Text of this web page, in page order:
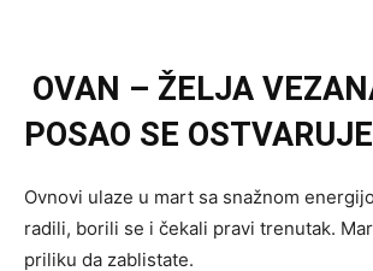
OVAN – ŽELJA
POSAO SE OSTVARUJE
Ovnovi ulaze u mart sa snažnom
radili, borili se i čekali pravi trenutak.
priliku da zablistate.